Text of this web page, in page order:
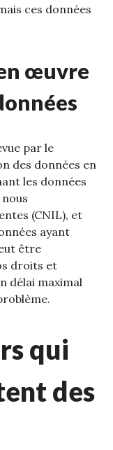
ces données
œuvre
par le
des données en
les données
(CNIL), et
ayant
être
droits et
délai maximal
qui
des